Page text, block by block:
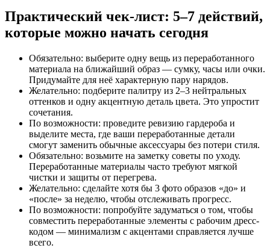
Практический чек-лист: 5–7 действий,
которые можно начать сегодня
Обязательно: выберите одну вещь из переработанного
материала на ближайший образ — сумку, часы или очки.
Придумайте для неё характерную пару нарядов.
Желательно: подберите палитру из 2–3 нейтральных
оттенков и одну акцентную деталь цвета. Это упростит
сочетания.
По возможности: проведите ревизию гардероба и
выделите места, где ваши переработанные детали
смогут заменить обычные аксессуары без потери стиля.
Обязательно: возьмите на заметку советы по уходу.
Переработанные материалы часто требуют мягкой
чистки и защиты от перегрева.
Желательно: сделайте хотя бы 3 фото образов «до» и
«после» за неделю, чтобы отслеживать прогресс.
По возможности: попробуйте задуматься о том, чтобы
совместить переработанные элементы с рабочим дресс-
кодом — минимализм с акцентами справляется лучше
всего.